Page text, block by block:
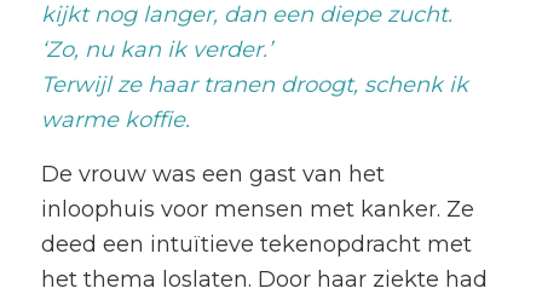
kijkt nog langer, dan een diepe zucht.
‘Zo, nu kan ik verder.’
Terwijl ze haar tranen droogt, schenk ik
warme koffie.
De vrouw was een gast van het
inloophuis voor mensen met kanker. Ze
deed een intuïtieve tekenopdracht met
het thema loslaten. Door haar ziekte had